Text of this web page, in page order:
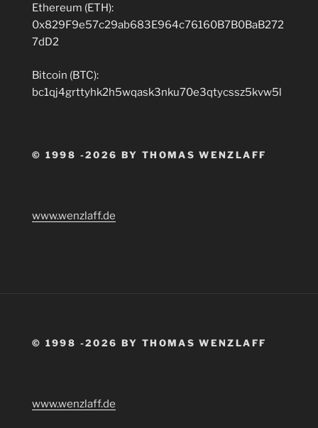
Ethereum (ETH):
0x829F9e57c29ab683E964c76160B7B0BaB272
7dD2
Bitcoin (BTC):
bc1qj4grttyhk2h5wqask3nku70e3qtycssz5kvw5l
© 1998 -2026 BY THOMAS WENZLAFF
www.wenzlaff.de
© 1998 -2026 BY THOMAS WENZLAFF
www.wenzlaff.de